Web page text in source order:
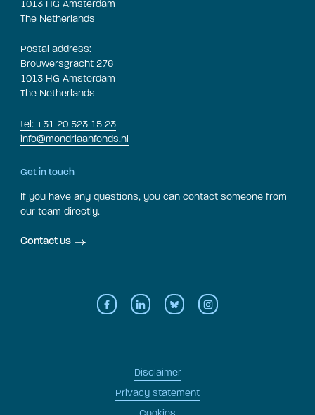
1013 HG Amsterdam
The Netherlands
Postal address:
Brouwersgracht 276
1013 HG Amsterdam
The Netherlands
tel: +31 20 523 15 23
info@mondriaanfonds.nl
Get in touch
If you have any questions, you can contact someone from
our team directly.
Contact us
Disclaimer
Privacy statement